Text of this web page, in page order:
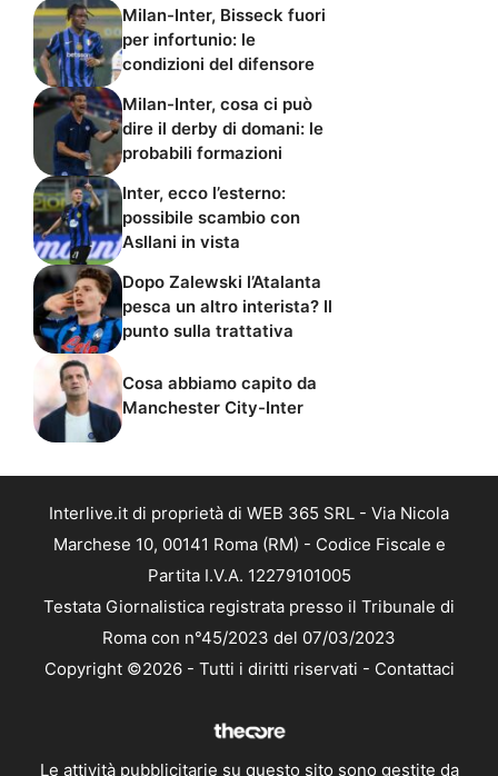
Milan-Inter, Bisseck fuori
per infortunio: le
condizioni del difensore
Milan-Inter, cosa ci può
dire il derby di domani: le
probabili formazioni
Inter, ecco l’esterno:
possibile scambio con
Asllani in vista
Dopo Zalewski l’Atalanta
pesca un altro interista? Il
punto sulla trattativa
Cosa abbiamo capito da
Manchester City-Inter
Interlive.it di proprietà di WEB 365 SRL - Via Nicola
Marchese 10, 00141 Roma (RM) - Codice Fiscale e
Partita I.V.A. 12279101005
Testata Giornalistica registrata presso il Tribunale di
Roma con n°45/2023 del 07/03/2023
Copyright ©2026 - Tutti i diritti riservati - Contattaci
Le attività pubblicitarie su questo sito sono gestite da